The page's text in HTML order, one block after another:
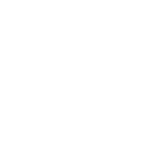
bar s nabídkou osvěžujících nápojů. Pokud
nejlepší místa na ostrově.
nealkoholických nápojů, koktejlů a piv a
a během večera "Greek Meze" si můžete
tradičním způsobem na otevřeném